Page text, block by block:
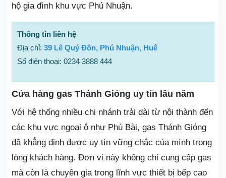
hộ gia đình khu vực Phú Nhuận.
Thông tin liên hệ
Địa chỉ: 39 Lê Quý Đôn, Phú Nhuận, Huế
Số điện thoại: 0234 3888 444
Cửa hàng gas Thánh Gióng uy tín lâu năm
Với hệ thống nhiều chi nhánh trải dài từ nội thành đến
các khu vực ngoại ô như Phú Bài, gas Thánh Gióng
đã khẳng định được uy tín vững chắc của mình trong
lòng khách hàng. Đơn vị này không chỉ cung cấp gas
mà còn là chuyên gia trong lĩnh vực thiết bị bếp cao